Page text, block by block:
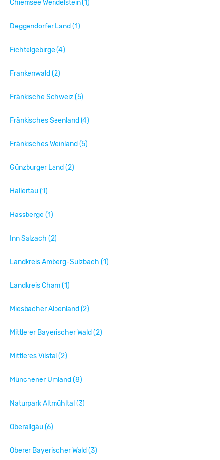
Chiemsee Wendelstein (1)
Deggendorfer Land (1)
Fichtelgebirge (4)
Frankenwald (2)
Fränkische Schweiz (5)
Fränkisches Seenland (4)
Fränkisches Weinland (5)
Günzburger Land (2)
Hallertau (1)
Hassberge (1)
Inn Salzach (2)
Landkreis Amberg-Sulzbach (1)
Landkreis Cham (1)
Miesbacher Alpenland (2)
Mittlerer Bayerischer Wald (2)
Mittleres Vilstal (2)
Münchener Umland (8)
Naturpark Altmühltal (3)
Oberallgäu (6)
Oberer Bayerischer Wald (3)